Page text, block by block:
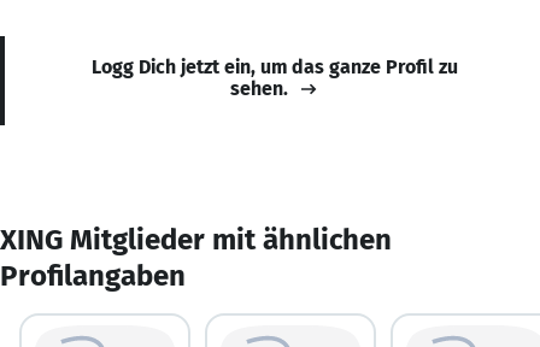
Logg Dich jetzt ein, um das ganze Profil zu
sehen.
XING Mitglieder mit ähnlichen
Profilangaben